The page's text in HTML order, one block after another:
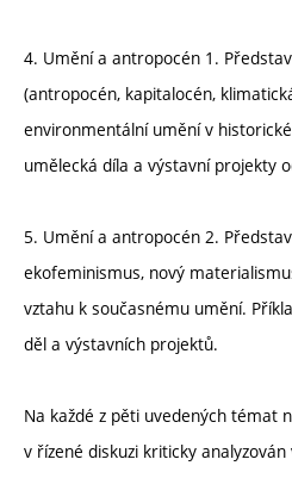
4. Umění a antropocén 1.
(antropocén, kapitalocén,
environmentální umění v
umělecká díla a výstavní projekty
5. Umění a antropocén 2.
ekofeminismus, nový
vztahu k současnému umění.
děl a výstavních projektů.
Na každé z pěti uvedených témat
v řízené diskuzi kriticky